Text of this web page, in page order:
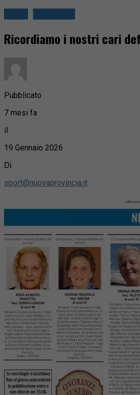
Ricordiamo i nostri cari
Pubblicato
7 mesi fa
il
19 Gennaio 2026
Di
sport@nuovaprovincia.it